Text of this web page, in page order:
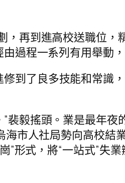
，再到進高校送職位
過程一系列有用舉動
到了良多技能和常識
裴毅搖頭。業是最年
市人社局勢向高校結
”形式，將“一站式”失